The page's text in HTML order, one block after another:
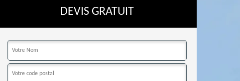
DEVIS GRATUIT